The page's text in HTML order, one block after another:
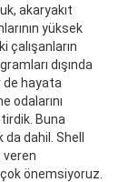
akaryakıt
yüksek
çalışanların
dışında
de hayata
odalarını
Buna
dahil. Shell
veren
çok önemsiyoruz.